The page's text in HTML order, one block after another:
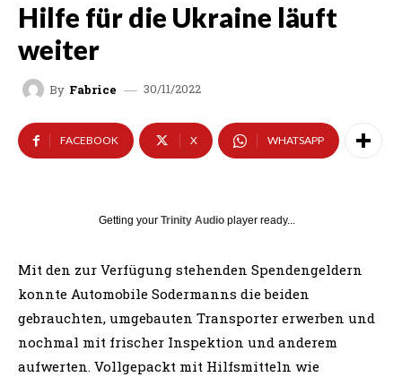
Hilfe für die Ukraine läuft
weiter
By Fabrice 30/11/2022
FACEBOOK X WHATSAPP
Getting your Trinity Audio player ready...
Mit den zur Verfügung stehenden Spendengeldern
konnte Automobile Sodermanns die beiden
gebrauchten, umgebauten Transporter erwerben und
nochmal mit frischer Inspektion und anderem
aufwerten. Vollgepackt mit Hilfsmitteln wie